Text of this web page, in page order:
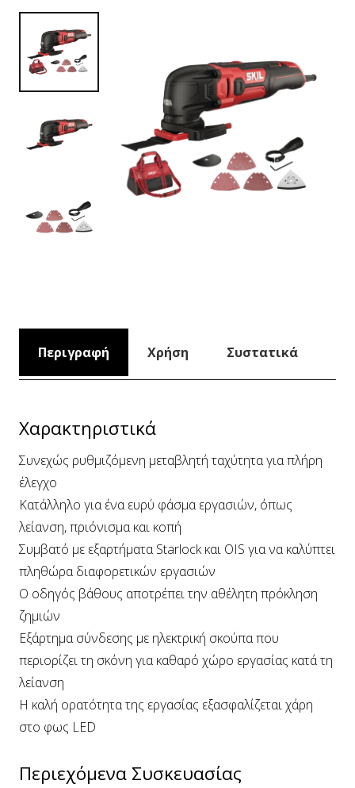
Περιγραφή Χρήση Συστατικά
Χαρακτηριστικά
Συνεχώς ρυθμιζόμενη μεταβλητή ταχύτητα για πλήρη
έλεγχο
Κατάλληλο για ένα ευρύ φάσμα εργασιών, όπως
λείανση, πριόνισμα και κοπή
Συμβατό με εξαρτήματα Starlock και OIS για να καλύπτει
πληθώρα διαφορετικών εργασιών
Ο οδηγός βάθους αποτρέπει την αθέλητη πρόκληση
ζημιών
Εξάρτημα σύνδεσης με ηλεκτρική σκούπα που
περιορίζει τη σκόνη για καθαρό χώρο εργασίας κατά τη
λείανση
Η καλή ορατότητα της εργασίας εξασφαλίζεται χάρη
στο φως LED
Περιεχόμενα Συσκευασίας